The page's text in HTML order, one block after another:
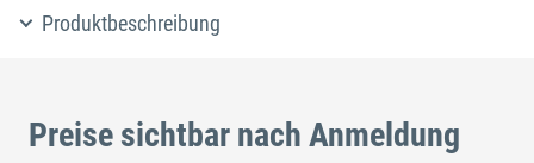
Produktbeschreibung
Preise sichtbar nach Anmeldung